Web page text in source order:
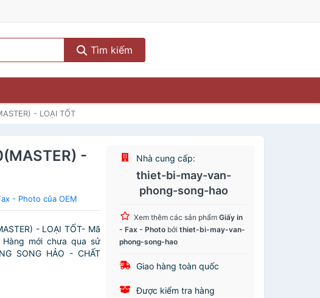
Tìm kiếm
- LOẠI TỐT
-
- Photo của OEM
- LOẠI TỐT- Mã
mới chưa qua sử
SONG HẢO - CHẤT
Nhà cung cấp:
thiet-bi-may-van-
phong-song-hao
Xem thêm các sản phẩmGiấy in
- Fax - Photo bởithiet-bi-may-van-
phong-song-hao
Giao hàng toàn quốc
Được kiểm tra hàng